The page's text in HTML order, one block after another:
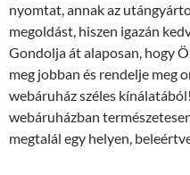
nyomtat, annak az
megoldást, hiszen igazán
Gondolja át alaposan, hogy
meg jobban és rendelje meg
webáruház széles
webáruházban
megtalál egy helyen,